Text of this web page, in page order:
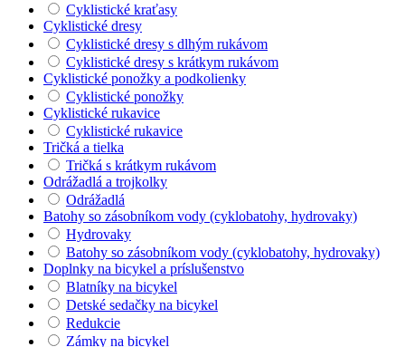
Cyklistické kraťasy
Cyklistické dresy
Cyklistické dresy s dlhým rukávom
Cyklistické dresy s krátkym rukávom
Cyklistické ponožky a podkolienky
Cyklistické ponožky
Cyklistické rukavice
Cyklistické rukavice
Tričká a tielka
Tričká s krátkym rukávom
Odrážadlá a trojkolky
Odrážadlá
Batohy so zásobníkom vody (cyklobatohy, hydrovaky)
Hydrovaky
Batohy so zásobníkom vody (cyklobatohy, hydrovaky)
Doplnky na bicykel a príslušenstvo
Blatníky na bicykel
Detské sedačky na bicykel
Redukcie
Zámky na bicykel